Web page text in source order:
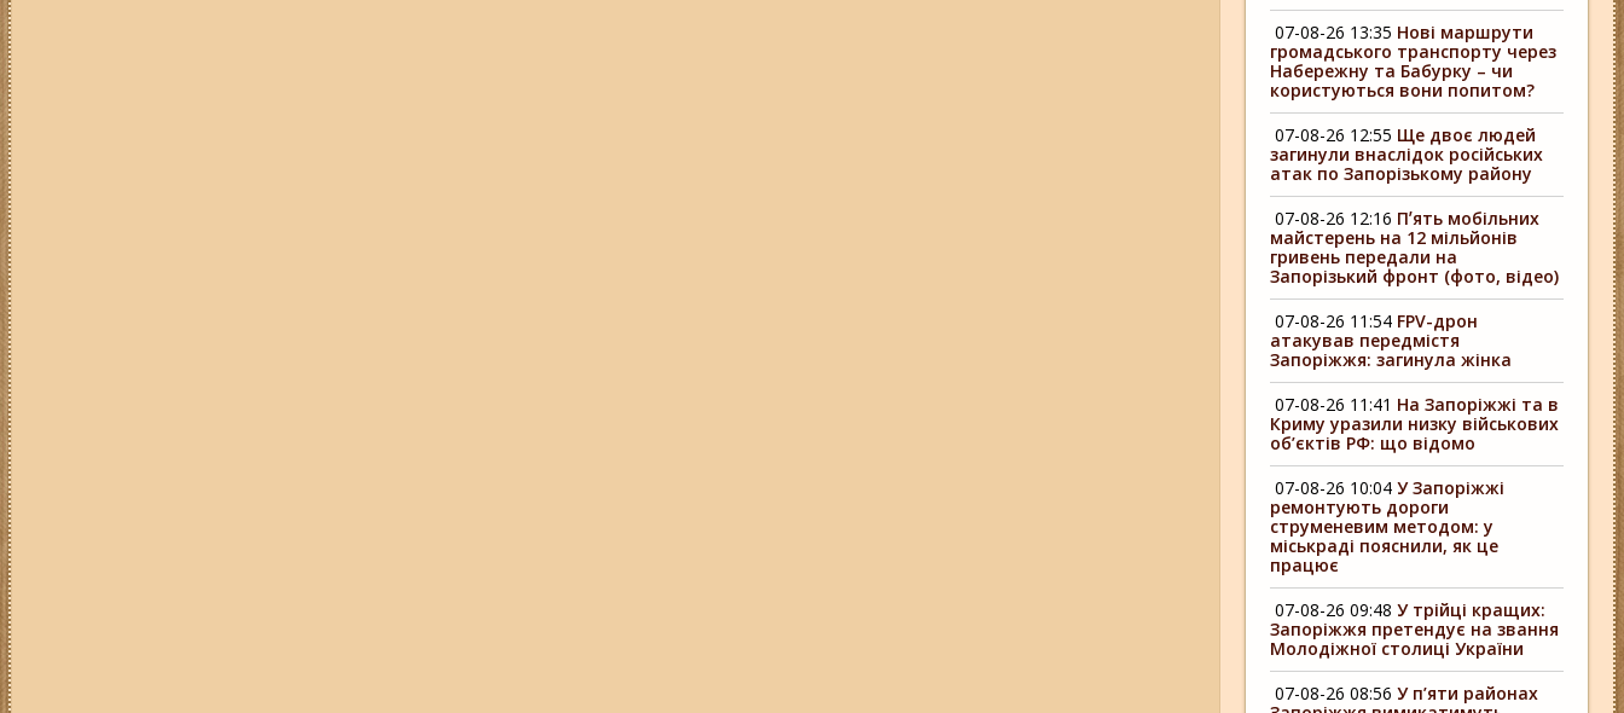
07-08-26 13:35 Нові маршрути
громадського транспорту через
Набережну та Бабурку – чи
користуються вони попитом?
07-08-26 12:55 Ще двоє людей
загинули внаслідок російських
атак по Запорізькому району
07-08-26 12:16 Пʼять мобільних
майстерень на 12 мільйонів
гривень передали на
Запорізький фронт (фото, відео)
07-08-26 11:54 FPV-дрон
атакував передмістя
Запоріжжя: загинула жінка
07-08-26 11:41 На Запоріжжі та в
Криму уразили низку військових
об’єктів РФ: що відомо
07-08-26 10:04 У Запоріжжі
ремонтують дороги
струменевим методом: у
міськраді пояснили, як це
працює
07-08-26 09:48 У трійці кращих:
Запоріжжя претендує на звання
Молодіжної столиці України
07-08-26 08:56 У п’яти районах